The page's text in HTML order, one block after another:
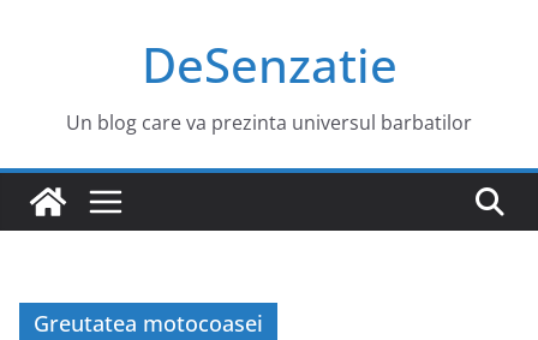
DeSenzatie
Un blog care va prezinta universul barbatilor
Greutatea motocoasei